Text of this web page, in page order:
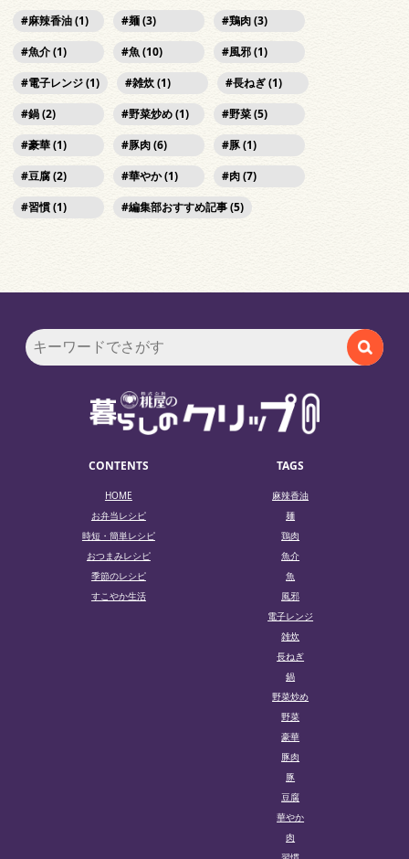
麻辣香油 (1) 麺 (3)
鶏肉 (3)
魚介 (1)
魚 (10)
風邪 (1)
電子レンジ (1)
雑炊 (1)
長ねぎ (1)
鍋 (2)
野菜炒め (1)
野菜 (5)
豪華 (1)
豚肉 (6)
豚 (1)
豆腐 (2)
華やか (1)
肉 (7)
習慣 (1)
編集部おすすめ記事 (5)
CONTENTS
HOME
お弁当レシピ
時短・簡単レシピ
おつまみレシピ
季節のレシピ
すこやか生活
TAGS
麻辣香油
麺
鶏肉
魚介
魚
風邪
電子レンジ
雑炊
長ねぎ
鍋
野菜炒め
野菜
豪華
豚肉
豚
豆腐
華やか
肉